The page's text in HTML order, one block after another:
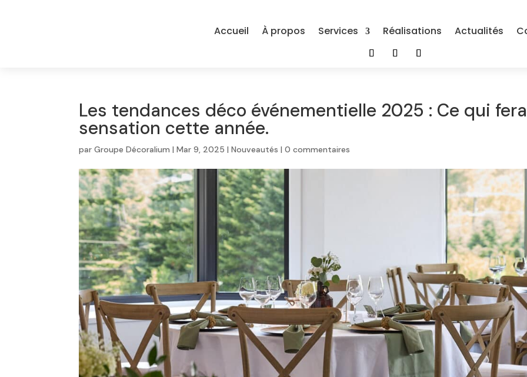
Accueil À propos Services Réalisations Actualités
Les tendances déco événementielle 2025 : Ce qui fera
sensation cette année.
parGroupe Décoralium |Mar 9, 2025 |Nouveautés |0 commentaires